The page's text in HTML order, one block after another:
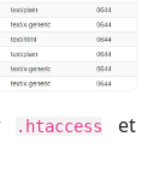
.htaccess
et